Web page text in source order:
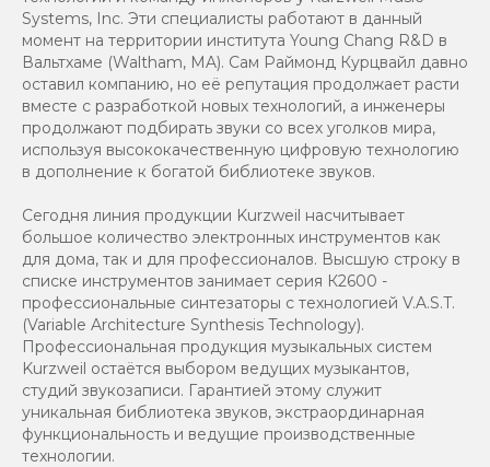
Systems, Inc. Эти специалисты работают в данный
момент на территории института Young Chang R&D в
Вальтхаме (Waltham, MA). Сам Раймонд Курцвайл давно
оставил компанию, но её репутация продолжает расти
вместе с разработкой новых технологий, а инженеры
продолжают подбирать звуки со всех уголков мира,
используя высококачественную цифровую технологию
в дополнение к богатой библиотеке звуков.
Сегодня линия продукции Kurzweil насчитывает
большое количество электронных инструментов как
для дома, так и для профессионалов. Высшую строку в
списке инструментов занимает серия К2600 -
профессиональные синтезаторы с технологией V.A.S.T.
(Variable Architecture Synthesis Technology).
Профессиональная продукция музыкальных систем
Kurzweil остаётся выбором ведущих музыкантов,
студий звукозаписи. Гарантией этому служит
уникальная библиотека звуков, экстраординарная
функциональность и ведущие производственные
технологии.